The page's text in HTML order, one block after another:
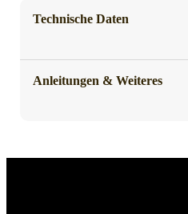
Technische Daten
Anleitungen & Weiteres